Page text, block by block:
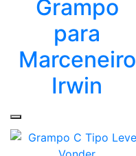
Grampo
para
Marceneiro
Irwin